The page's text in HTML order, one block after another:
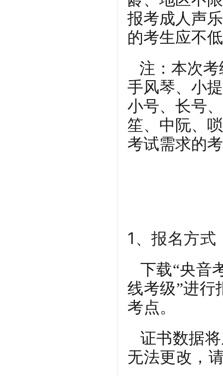
报考成人声
的考生应不
注：本次考
手风琴、小
小号、长号
笙、中阮、
考试需求的
1、报名方式
下载“央音
线考级”进行
考点。
证书数据
无法更改，